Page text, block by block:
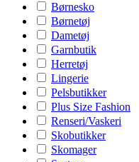
Børnesko
Børnetøj
Dametøj
Garnbutik
Herretøj
Lingerie
Pelsbutikker
Plus Size Fashion
Renseri/Vaskeri
Skobutikker
Skomager